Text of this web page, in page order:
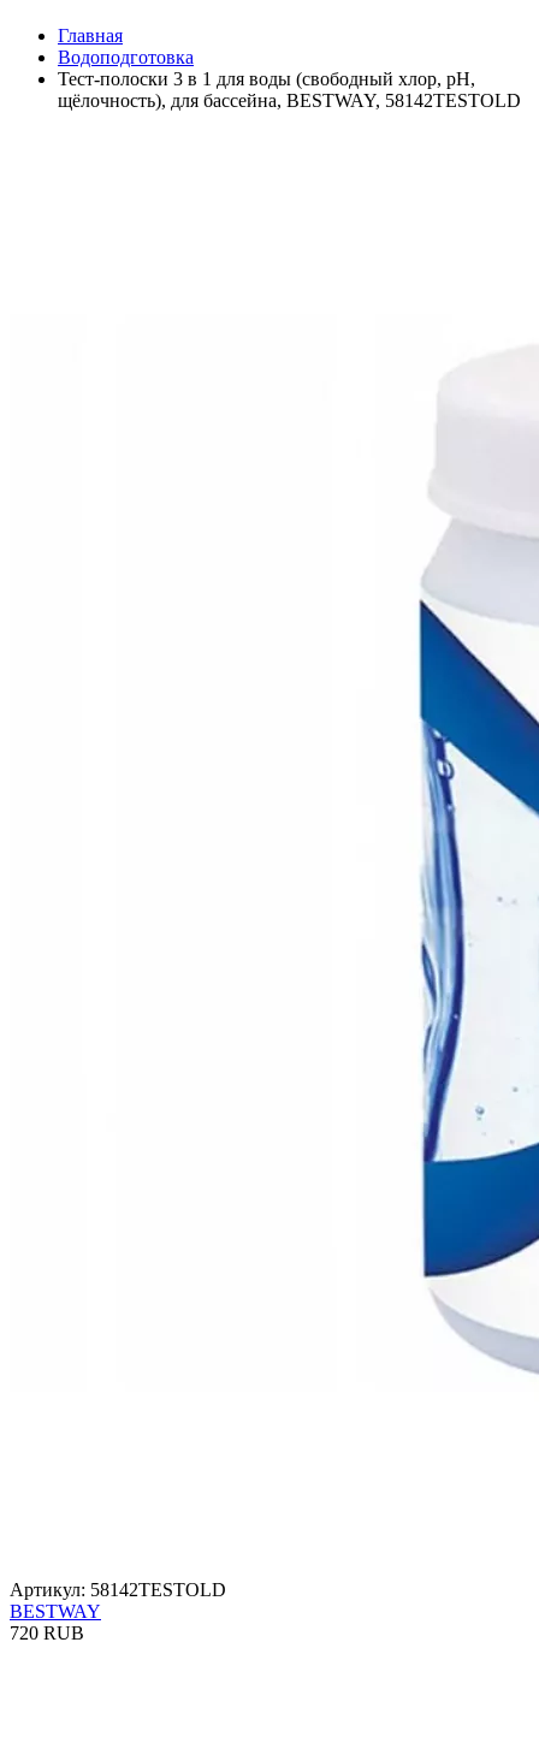
Главная
Водоподготовка
Тест-полоски 3 в 1 для воды (свободный хлор, pH,
щёлочность), для бассейна, BESTWAY, 58142TESTOLD
Артикул: 58142TESTOLD
BESTWAY
720 RUB